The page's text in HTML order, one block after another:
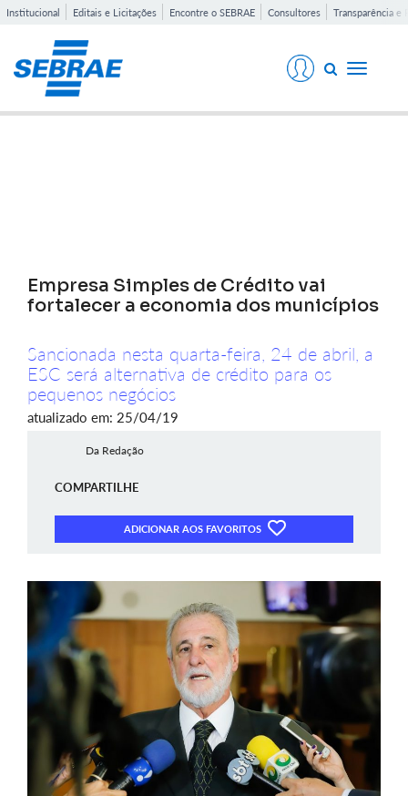
Institucional Editais e Licitações Encontre o SEBRAE Consultores Transparência e
Toggle
Empresa Simples de Crédito vai
fortalecer a economia dos municípios
Sancionada nesta quarta-feira, 24 de abril, a
ESC será alternativa de crédito para os
pequenos negócios
atualizado em: 25/04/19
Da Redação
COMPARTILHE
ADICIONAR AOS FAVORITOS